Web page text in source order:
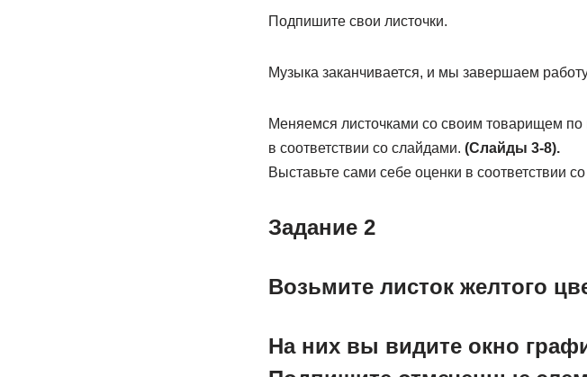
Подпишите свои листочки.
Музыка заканчивается, и мы завершаем
Меняемся листочками со своим товарищем
в соответствии со слайдами. (Слайды 3-8).
Выставьте сами себе оценки в соответствии
Задание 2
Возьмите листок желтого
На них вы видите окно